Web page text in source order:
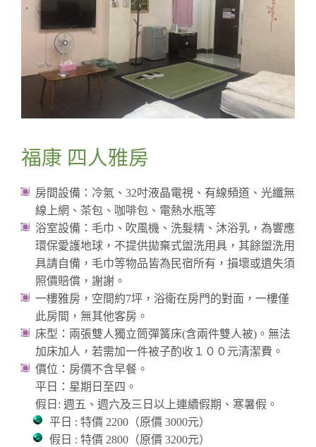
Room Types & Rates
洽詢Contact Us
福康 四人雅房
房間設備：冷氣、32吋液晶電視、有線頻道、光纖無
線上網、茶包、咖啡包、電熱水瓶等
浴室設備：毛巾、吹風機、洗髮精、沐浴乳，為響應
環保愛護地球，不提供拋棄式盥洗用具，其餘盥洗用
具請自備，毛巾等物品皆為民宿所有，損壞或遺失須
照價賠償，謝謝。
一樓雅房，空間約7坪，浴衛在房門的對面，一樓僅
此房間，無其他客房。
床型：兩張雙人獨立筒彈簧床(含兩件雙人被)。無法
加床加人，若需加一件被子酌收１００元清潔費。
價位：房價不含早餐。
平日：星期日至四。
假日: 週五、週六及三日以上連續假期、寒暑假。
平日 : 特價 2200（原價 3000元）
假日 : 特價 2800（原價 3200元）